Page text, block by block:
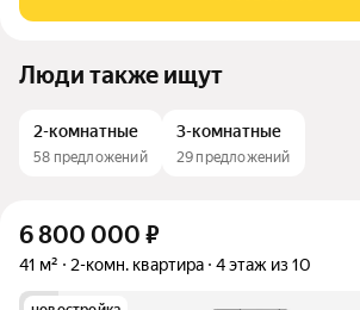
набережная и множество магазинов. А дома
Люди также ищут
2-комнатные
58 предложений
3-комнатные
29 предложений
6 800 000 ₽
41 м² 2-комн. квартира 4 этаж из 10